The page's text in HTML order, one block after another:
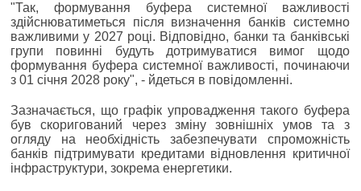
"Так, формування буфера системної важливості
здійснюватиметься після визначення банків системно
важливими у 2027 році. Відповідно, банки та банківські
групи повинні будуть дотримуватися вимог щодо
формування буфера системної важливості, починаючи
з 01 січня 2028 року", - йдеться в повідомленні.
Зазначається, що графік упровадження такого буфера
був скоригований через зміну зовнішніх умов та з
огляду на необхідність забезпечувати спроможність
банків підтримувати кредитами відновлення критичної
інфраструктури, зокрема енергетики.